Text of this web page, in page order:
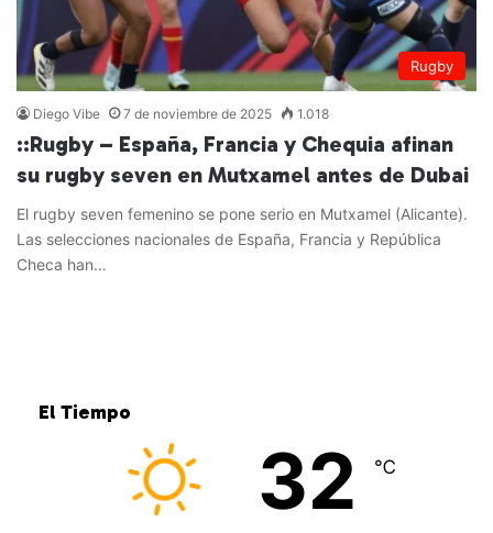
Rugby
Diego Vibe 7 de noviembre de 2025 1.018
::Rugby – España, Francia y Chequia afinan
su rugby seven en Mutxamel antes de Dubai
El rugby seven femenino se pone serio en Mutxamel (Alicante).
Las selecciones nacionales de España, Francia y República
Checa han…
El Tiempo
32 ℃